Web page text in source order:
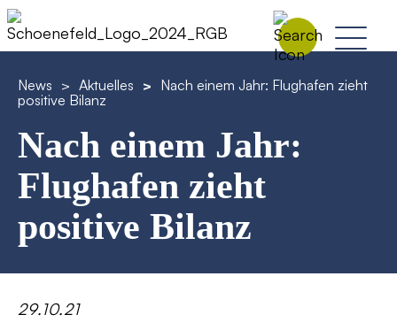
News > Aktuelles > Nach einem Jahr: Flughafen zieht
positive Bilanz
Nach einem Jahr:
Flughafen zieht
positive Bilanz
29.10.21